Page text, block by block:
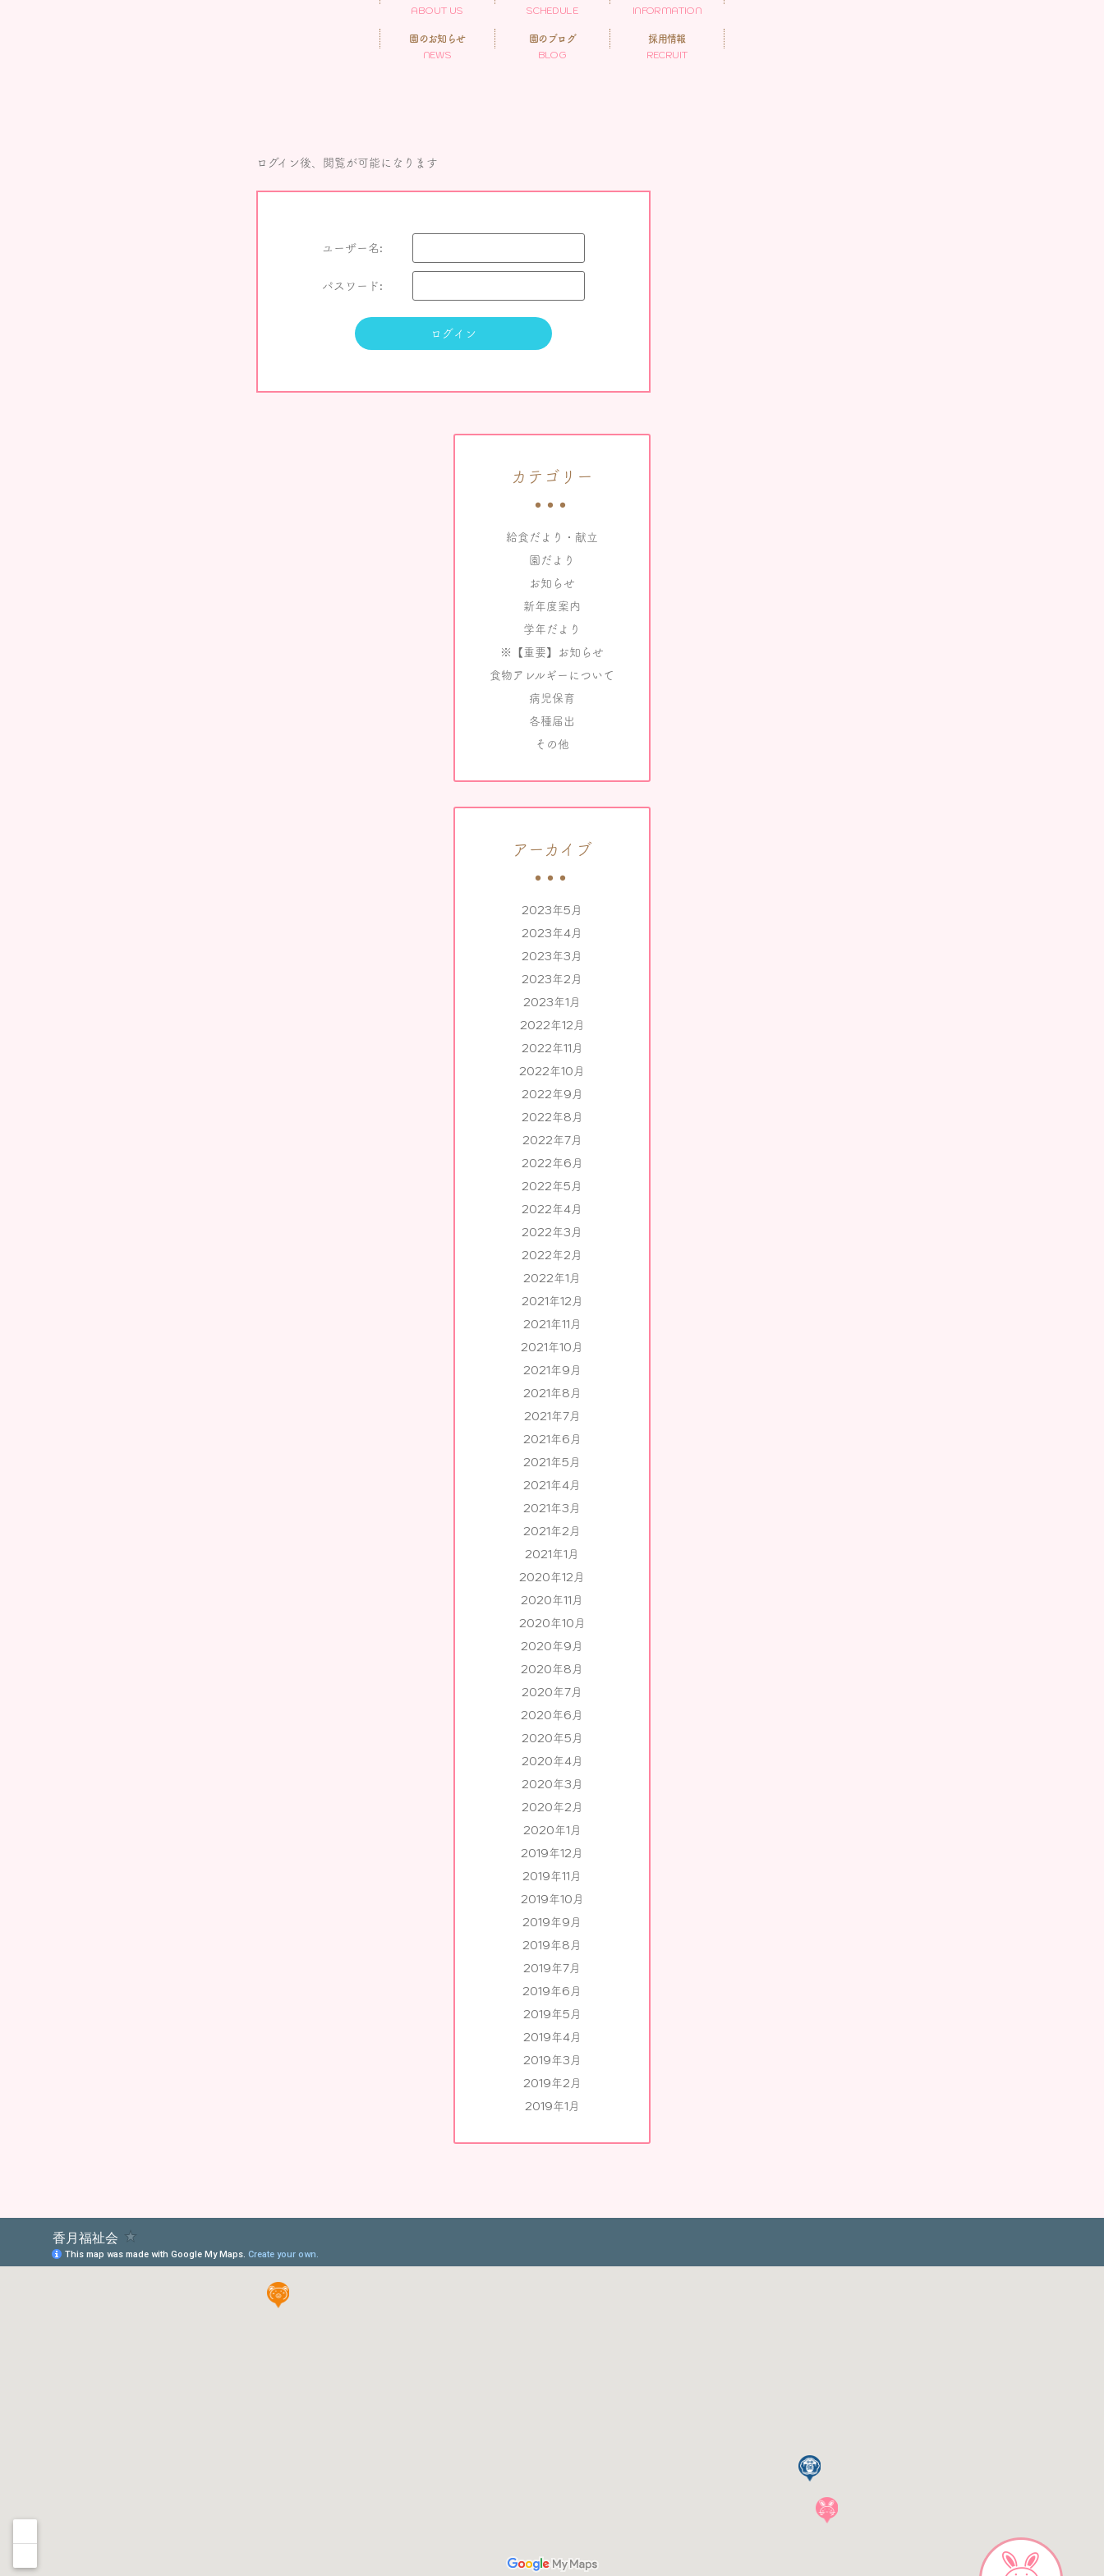
ABOUT US
SCHEDULE
INFORMATION
園のお知らせ
NEWS
園のブログ
BLOG
採用情報
RECRUIT
ログイン後、閲覧が可能になります
ユーザー名:
パスワード:
カテゴリー
給食だより・献立
園だより
お知らせ
新年度案内
学年だより
※【重要】お知らせ
食物アレルギーについて
病児保育
各種届出
その他
アーカイブ
2023年5月
2023年4月
2023年3月
2023年2月
2023年1月
2022年12月
2022年11月
2022年10月
2022年9月
2022年8月
2022年7月
2022年6月
2022年5月
2022年4月
2022年3月
2022年2月
2022年1月
2021年12月
2021年11月
2021年10月
2021年9月
2021年8月
2021年7月
2021年6月
2021年5月
2021年4月
2021年3月
2021年2月
2021年1月
2020年12月
2020年11月
2020年10月
2020年9月
2020年8月
2020年7月
2020年6月
2020年5月
2020年4月
2020年3月
2020年2月
2020年1月
2019年12月
2019年11月
2019年10月
2019年9月
2019年8月
2019年7月
2019年6月
2019年5月
2019年4月
2019年3月
2019年2月
2019年1月